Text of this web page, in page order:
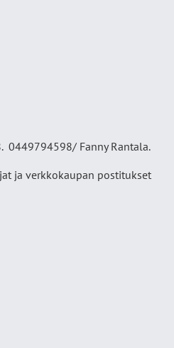
0449794598/ Fanny Rantala.
ja verkkokaupan postitukset